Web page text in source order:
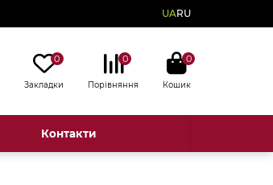
UARU
0
Закладки
0
Порівняння
0
Кошик
Контакти